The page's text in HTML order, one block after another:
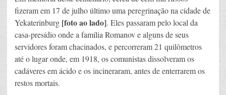
fizeram em 17 de julho último uma peregrinação na cidade de
Yekaterinburg [foto ao lado]. Eles passaram pelo local da
casa-presídio onde a família Romanov e alguns de seus
servidores foram chacinados, e percorreram 21 quilômetros
até o lugar onde, em 1918, os comunistas dissolveram os
cadáveres em ácido e os incineraram, antes de enterrarem os
restos mortais.